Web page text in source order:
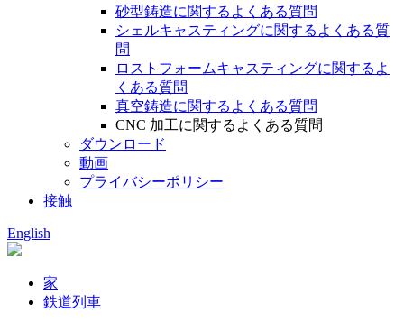
砂型鋳造に関するよくある質問
シェルキャスティングに関するよくある質
問
ロストフォームキャスティングに関するよ
くある質問
真空鋳造に関するよくある質問
CNC 加工に関するよくある質問
ダウンロード
動画
プライバシーポリシー
接触
English
家
鉄道列車